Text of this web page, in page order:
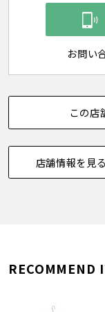
お問い
この店
店舗情報を見る
RECOMMEND